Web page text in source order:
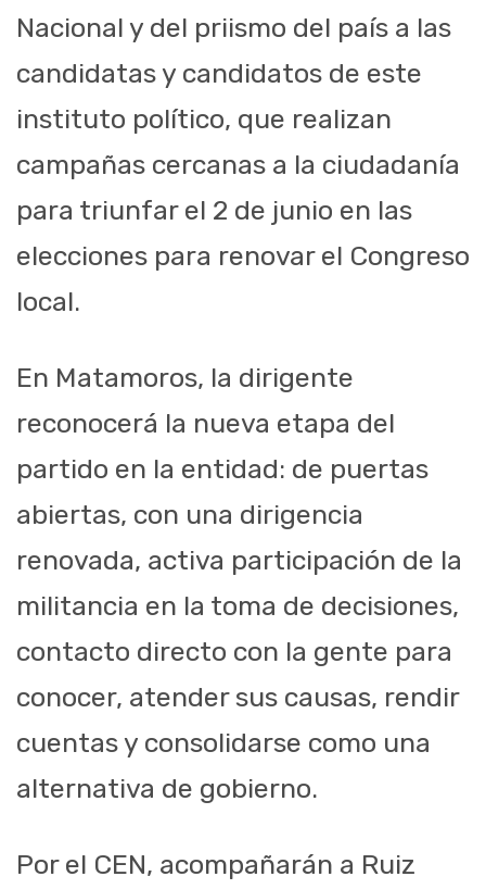
Nacional y del priismo del país a las
candidatas y candidatos de este
instituto político, que realizan
campañas cercanas a la ciudadanía
para triunfar el 2 de junio en las
elecciones para renovar el Congreso
local.
En Matamoros, la dirigente
reconocerá la nueva etapa del
partido en la entidad: de puertas
abiertas, con una dirigencia
renovada, activa participación de la
militancia en la toma de decisiones,
contacto directo con la gente para
conocer, atender sus causas, rendir
cuentas y consolidarse como una
alternativa de gobierno.
Por el CEN, acompañarán a Ruiz